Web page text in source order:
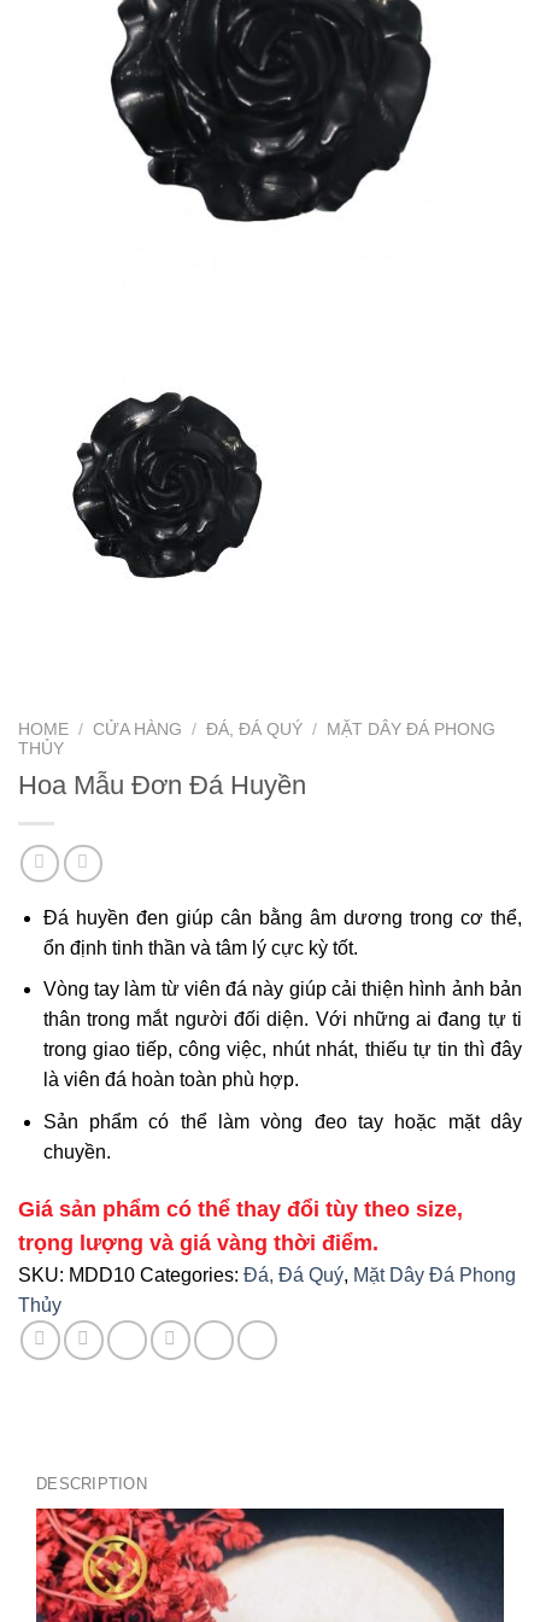
HOME / CỬA HÀNG / ĐÁ, ĐÁ QUÝ /
MẶT DÂY ĐÁ PHONG
THỦY
Hoa Mẫu Đơn Đá Huyền
Đá huyền đen giúp cân bằng âm dương trong cơ thể,
ổn định tinh thần và tâm lý cực kỳ tốt.
Vòng tay làm từ viên đá này giúp cải thiện hình ảnh bản
thân trong mắt người đối diện. Với những ai đang tự ti
trong giao tiếp, công việc, nhút nhát, thiếu tự tin thì đây
là viên đá hoàn toàn phù hợp.
Sản phẩm có thể làm vòng đeo tay hoặc mặt dây
chuyền.
Giá sản phẩm có thể thay đổi tùy theo size,
trọng lượng và giá vàng thời điểm.
SKU: MDD10 Categories: Đá, Đá Quý, Mặt Dây Đá Phong
Thủy
DESCRIPTION